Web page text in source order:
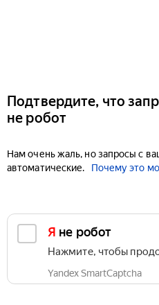
Подтвердите, что
не робот
Нам очень жаль, но запросы с
автоматические.
Почему это
Я не робот
Нажмите, чтобы
Yandex SmartCaptcha